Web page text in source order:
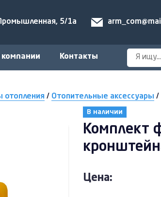
5/1а
компании Контакты
отопления / Отопительные аксессуары /
В наличии
Комплект
Цена: